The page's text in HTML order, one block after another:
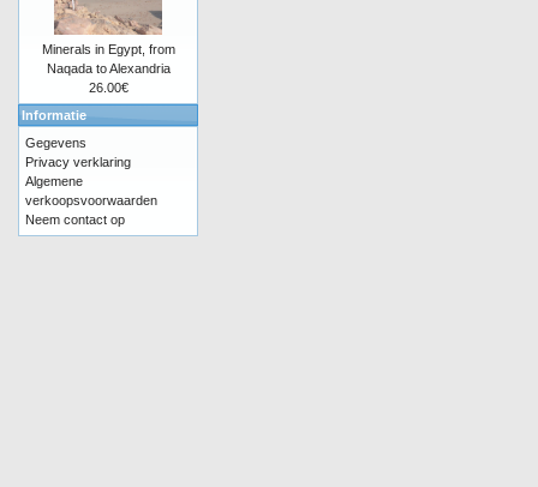
Minerals in Egypt, from
Naqada to Alexandria
26.00€
Informatie
Gegevens
Privacy verklaring
Algemene
verkoopsvoorwaarden
Neem contact op